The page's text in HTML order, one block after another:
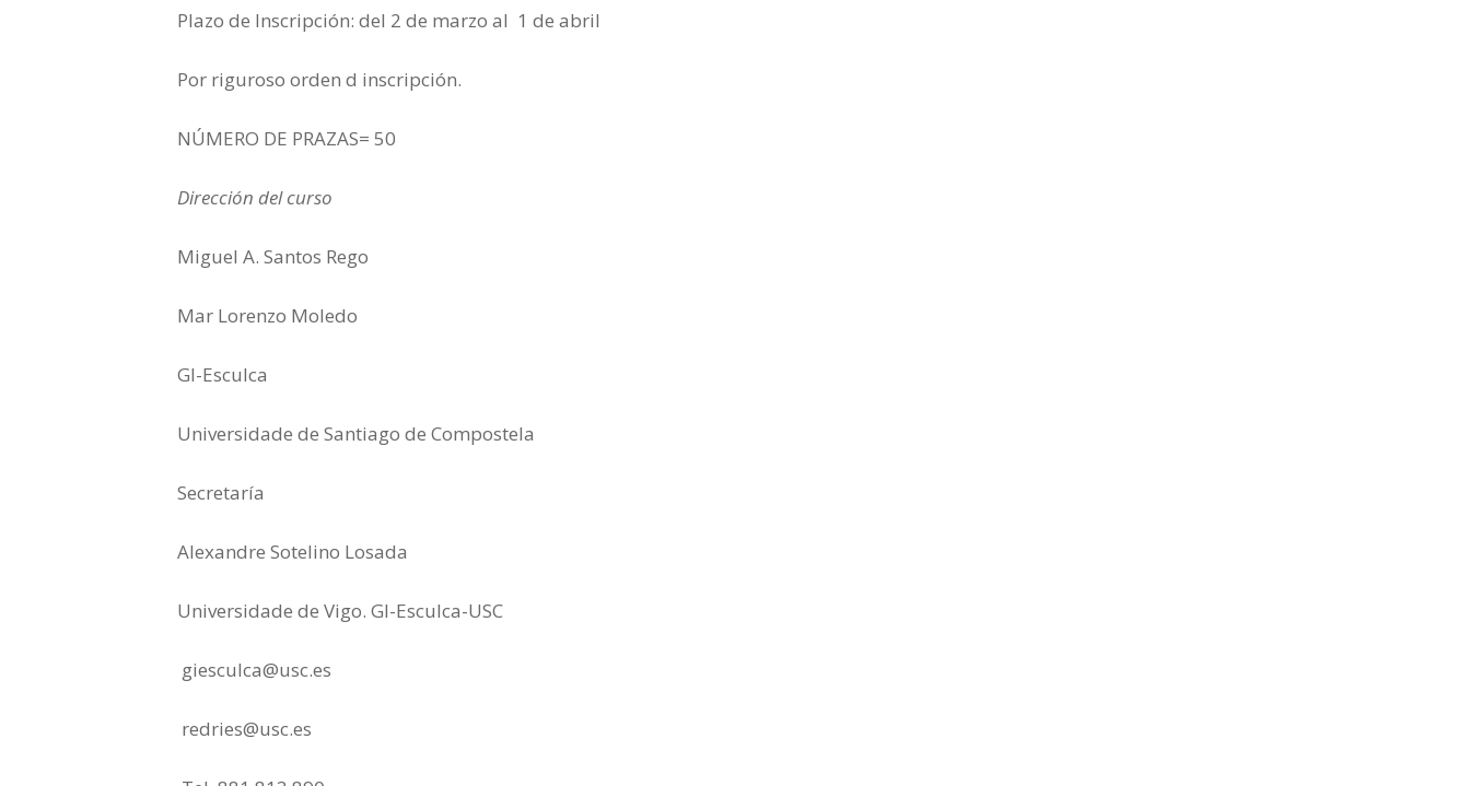
Plazo de Inscripción: del 2 de marzo al 1 de abril
Por riguroso orden d inscripción.
NÚMERO DE PRAZAS= 50
Dirección del curso
Miguel A. Santos Rego
Mar Lorenzo Moledo
GI-Esculca
Universidade de Santiago de Compostela
Secretaría
Alexandre Sotelino Losada
Universidade de Vigo. GI-Esculca-USC
giesculca@usc.es
redries@usc.es